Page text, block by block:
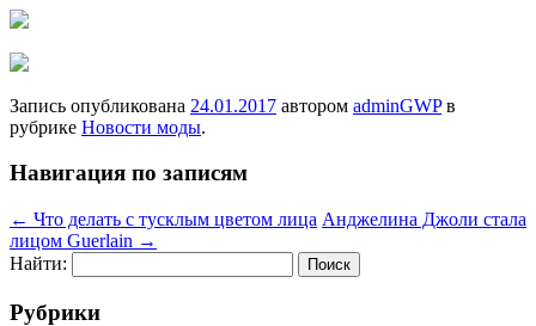
Запись опубликована 24.01.2017 автором adminGWPв
рубрике Новости моды.
Навигация по записям
← Что делать с тусклым цветом лица Анджелина Джоли стала
лицом Guerlain →
Найти:
Рубрики